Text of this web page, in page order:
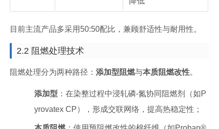
目前主流产品多采用50:50配比，兼顾舒适性与耐用性。
2.2 阻燃处理技术
阻燃处理分为两种路径： 添加型阻燃与本质阻燃改性。
添加型 ：在染整过程中浸轧磷-氮协同阻燃剂（如P
yrovatex CP），形成交联网络，提高热稳定性；